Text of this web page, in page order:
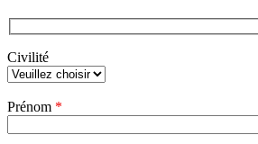
Civilité
laisser
Prénom *